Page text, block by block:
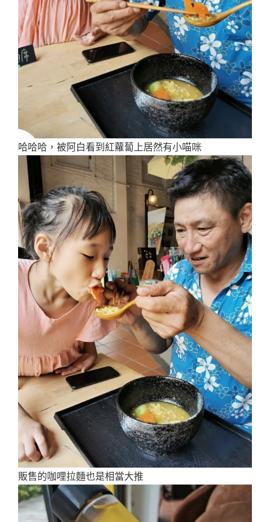
哈哈哈，被阿白看到紅蘿蔔上居然有小喵咪
販售的咖哩拉麵也是相當大推